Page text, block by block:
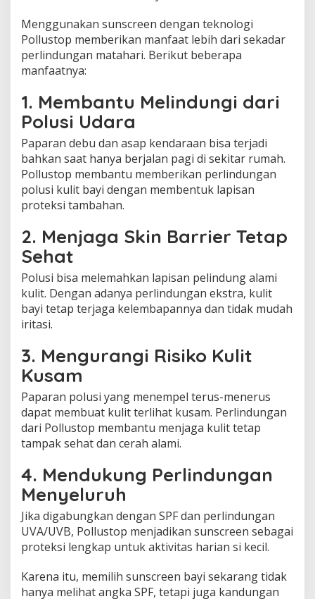
Menggunakan sunscreen dengan teknologi
Pollustop memberikan manfaat lebih dari sekadar
perlindungan matahari. Berikut beberapa
manfaatnya:
1. Membantu Melindungi dari
Polusi Udara
Paparan debu dan asap kendaraan bisa terjadi
bahkan saat hanya berjalan pagi di sekitar rumah.
Pollustop membantu memberikan perlindungan
polusi kulit bayi dengan membentuk lapisan
proteksi tambahan.
2. Menjaga Skin Barrier Tetap
Sehat
Polusi bisa melemahkan lapisan pelindung alami
kulit. Dengan adanya perlindungan ekstra, kulit
bayi tetap terjaga kelembapannya dan tidak mudah
iritasi.
3. Mengurangi Risiko Kulit
Kusam
Paparan polusi yang menempel terus-menerus
dapat membuat kulit terlihat kusam. Perlindungan
dari Pollustop membantu menjaga kulit tetap
tampak sehat dan cerah alami.
4. Mendukung Perlindungan
Menyeluruh
Jika digabungkan dengan SPF dan perlindungan
UVA/UVB, Pollustop menjadikan sunscreen sebagai
proteksi lengkap untuk aktivitas harian si kecil.
Karena itu, memilih sunscreen bayi sekarang tidak
hanya melihat angka SPF, tetapi juga kandungan